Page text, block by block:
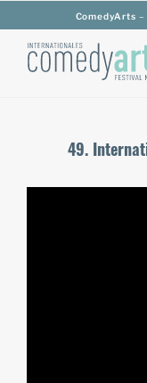
Inhalt
springen
ComedyArts –
49.